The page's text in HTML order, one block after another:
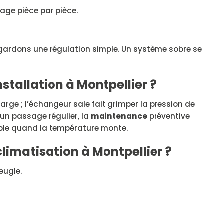
pièce par pièce.
une régulation simple. Un système sobre se
à Montpellier ?
; l’échangeur sale fait grimper la pression de
passage régulier, la maintenance préventive
quand la température monte.
à Montpellier ?